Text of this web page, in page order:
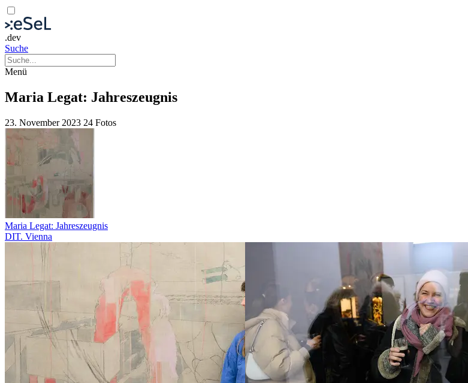
.dev
Suche
Menü
Maria Legat: Jahreszeugnis
23. November 2023 24 Fotos
Maria Legat: Jahreszeugnis
DIT. Vienna